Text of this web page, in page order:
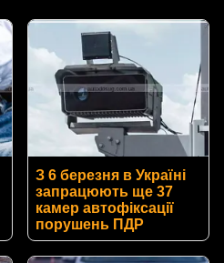
З 6 березня в Україні
запрацюють ще 37
камер автофіксації
порушень ПДР